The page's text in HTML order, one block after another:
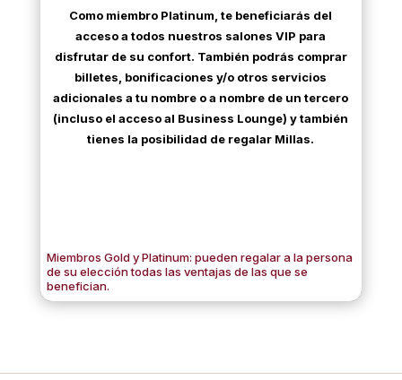
Como miembro Platinum, te beneficiarás del
acceso a todos nuestros salones VIP para
disfrutar de su confort. También podrás comprar
billetes, bonificaciones y/o otros servicios
adicionales a tu nombre o a nombre de un tercero
(incluso el acceso al Business Lounge) y también
tienes la posibilidad de regalar Millas.
Miembros Gold y Platinum: pueden regalar a la persona
de su elección todas las ventajas de las que se
benefician.